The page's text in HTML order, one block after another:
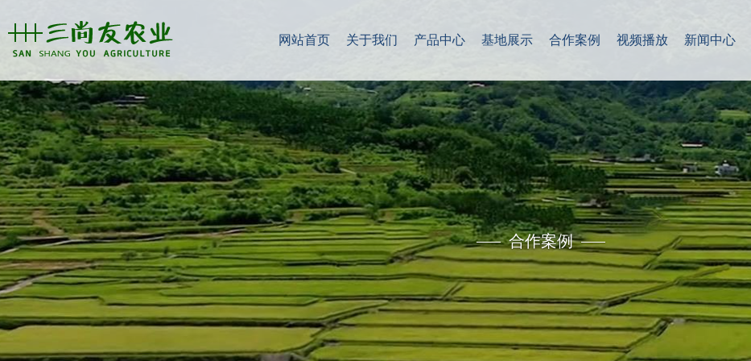
网站首页 关于我们 产品中心 基地展示 合作案例 视频播放 新闻中心
合作案例